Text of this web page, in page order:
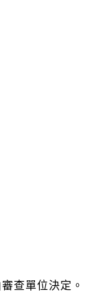
查單位決定。